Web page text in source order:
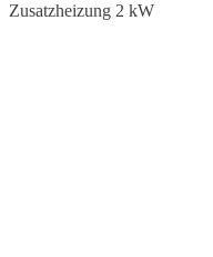
Zusatzheizung 2 kW